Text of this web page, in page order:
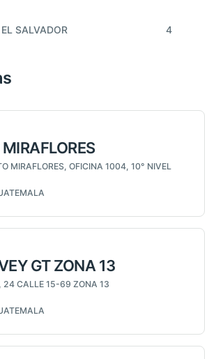
SALVADOR 4
MIRAFLORES, OFICINA 1004, 10° NIVEL
GT ZONA 13
24 CALLE 15-69 ZONA 13